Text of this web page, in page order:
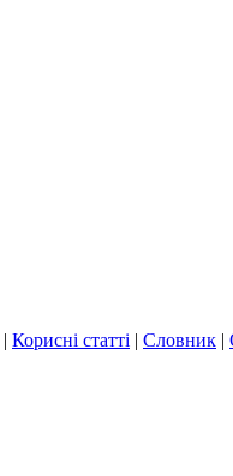
| Корисні статті | Словник |